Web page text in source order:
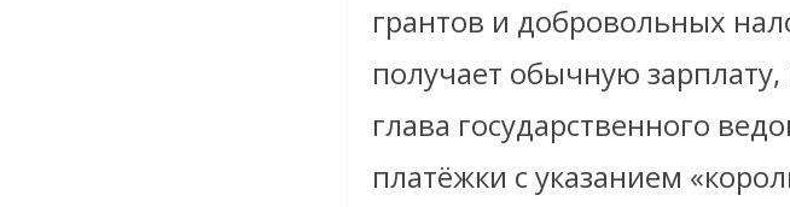
грантов и добровольных
получает обычную
глава государственного
платёжки с указанием